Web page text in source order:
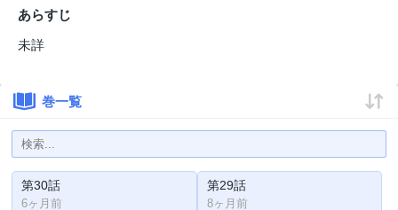
あらすじ
未詳
巻一覧
第30話
6ヶ月前
第29話
8ヶ月前